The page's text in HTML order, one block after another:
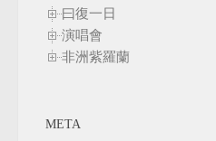
曰復一日
演唱會
非洲紫羅蘭
META